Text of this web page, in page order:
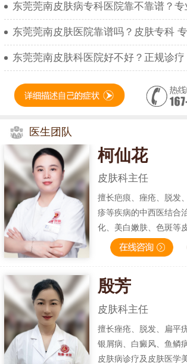
东莞莞南皮肤病专科医院靠不靠谱？
东莞莞南皮肤医院靠谱吗？皮肤专科
东莞莞南皮肤科医院好不好？正规诊
医生团队
柯仙花
皮肤科主任
擅长疤痕、痤疮、脱发
疹等疾病的中西医结合
化、美白嫩肤、色斑等
殷芳
皮肤科主任
擅长痤疮、脱发、扁平
银屑病、白癜风、鱼鳞
皮肤病诊疗及皮肤医学